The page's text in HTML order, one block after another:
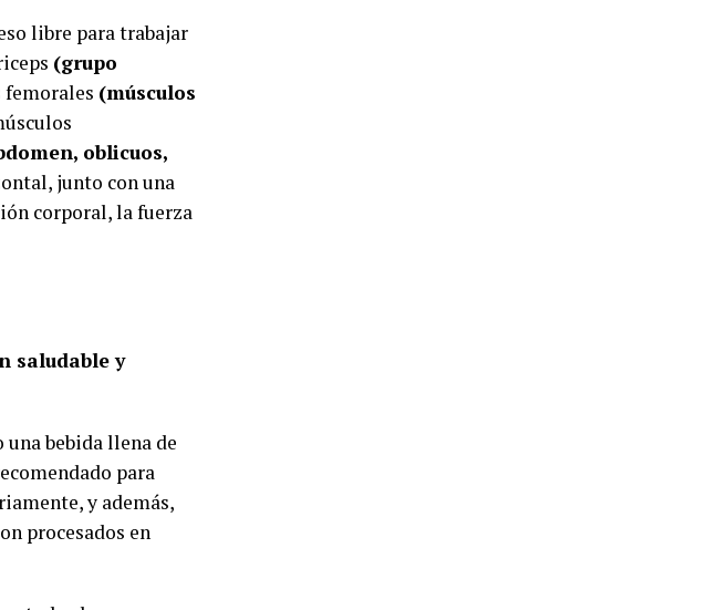
libre para trabajar
(grupo
femorales (músculos
oblicuos,
junto con una
corporal, la fuerza
saludable y
bebida llena de
para
y además,
procesados en